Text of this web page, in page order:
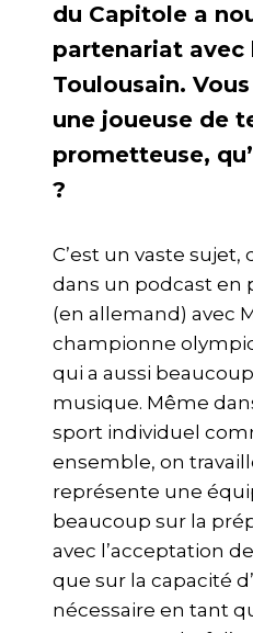
du Capitole a
partenariat avec
Toulousain.
une joueuse de
prometteuse,
?
C’est un vaste sujet,
dans un podcast en
(en allemand) avec
championne
qui a aussi
musique. Même
sport individuel
ensemble, on
représente une
beaucoup sur la
avec l’acceptation
que sur la capacité
nécessaire en tant